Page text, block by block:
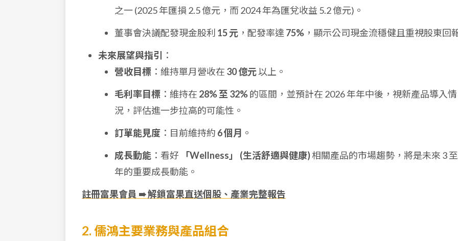
之一 (2025 年匯損 2.5 億元，而 2024 年為匯兌收益 5.2 億元)。
董事會決議配發現金股利 15 元 ，配發率達 75% ，顯示公司現金流穩健且重視股東回
未來展望與指引
：
營收目標 ：維持單月營收在 30 億元以上。
毛利率目標 ：維持在 28% 至 32%的區間，並預計在 2026 年年中後，視新產品導入情
況，評估進一步拉高的可能性。
訂單能見度 ：目前維持約 6 個月 。
成長動能 ：看好 「Wellness」 (生活舒適與健康)相關產品的市場趨勢，將是未來 3
年的重要成長動能。
註冊富果會員 ➠ 解鎖富果直送個股、產業完整報告
2. 儒鴻主要業務與產品組合